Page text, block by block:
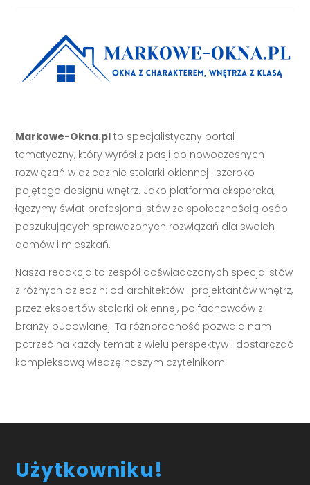
Markowe-Okna.pl to specjalistyczny portal
tematyczny, który wyrósł z pasji do nowoczesnych
rozwiązań w dziedzinie stolarki okiennej i szeroko
pojętego designu wnętrz. Jako platforma ekspercka,
łączymy świat profesjonalistów ze społecznością osób
poszukujących sprawdzonych rozwiązań dla swoich
domów i mieszkań.
Nasza redakcja to zespół doświadczonych specjalistów
z różnych dziedzin: od architektów i projektantów wnętrz,
przez ekspertów stolarki okiennej, po fachowców z
branży budowlanej. Ta różnorodność pozwala nam
patrzeć na każdy temat z wielu perspektyw i dostarczać
kompleksową wiedzę naszym czytelnikom.
Użytkowniku!